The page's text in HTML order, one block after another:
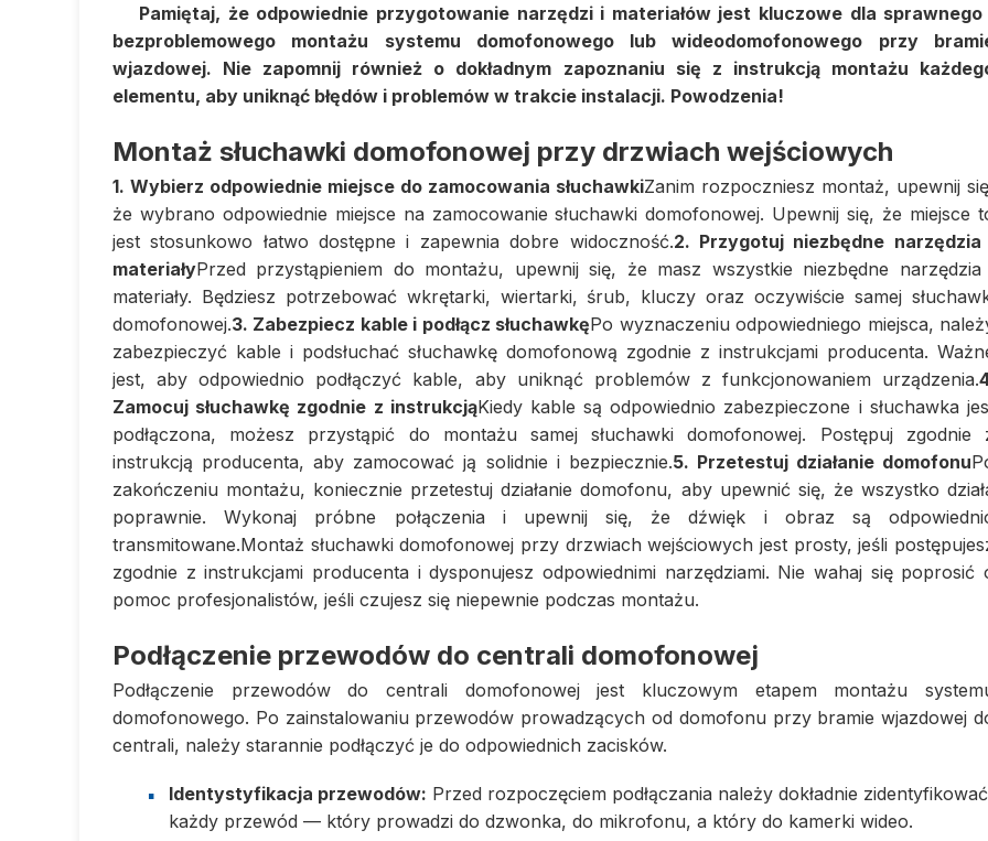
Pamiętaj, że odpowiednie przygotowanie narzędzi i materiałów jest kluczowe dla sprawnego
bezproblemowego montażu systemu domofonowego lub wideodomofonowego przy
wjazdowej. Nie zapomnij również o dokładnym zapoznaniu się z instrukcją montażu
elementu, aby uniknąć błędów i problemów w trakcie instalacji. Powodzenia!
Montaż słuchawki domofonowej przy drzwiach wejściowych
1. Wybierz odpowiednie miejsce do zamocowania słuchawkiZanim rozpoczniesz montaż, upewnij
że wybrano odpowiednie miejsce na zamocowanie słuchawki domofonowej. Upewnij się, że miejsce
jest stosunkowo łatwo dostępne i zapewnia dobre widoczność.2. Przygotuj niezbędne narzędzia
materiałyPrzed przystąpieniem do montażu, upewnij się, że masz wszystkie niezbędne
materiały. Będziesz potrzebować wkrętarki, wiertarki, śrub, kluczy oraz oczywiście samej
domofonowej.3. Zabezpiecz kable i podłącz słuchawkęPo wyznaczeniu odpowiedniego miejsca,
zabezpieczyć kable i podsłuchać słuchawkę domofonową zgodnie z instrukcjami producenta.
jest, aby odpowiednio podłączyć kable, aby uniknąć problemów z funkcjonowaniem urządzenia.
Zamocuj słuchawkę zgodnie z instrukcjąKiedy kable są odpowiednio zabezpieczone i słuchawka
podłączona, możesz przystąpić do montażu samej słuchawki domofonowej. Postępuj zgodnie
instrukcją producenta, aby zamocować ją solidnie i bezpiecznie.5. Przetestuj działanie domofonu
zakończeniu montażu, koniecznie przetestuj działanie domofonu, aby upewnić się, że wszystko
poprawnie. Wykonaj próbne połączenia i upewnij się, że dźwięk i obraz są
transmitowane.Montaż słuchawki domofonowej przy drzwiach wejściowych jest prosty, jeśli
zgodnie z instrukcjami producenta i dysponujesz odpowiednimi narzędziami. Nie wahaj się poprosić
pomoc profesjonalistów, jeśli czujesz się niepewnie podczas montażu.
Podłączenie przewodów do centrali domofonowej
Podłączenie przewodów do centrali domofonowej jest kluczowym etapem montażu
domofonowego. Po zainstalowaniu przewodów prowadzących od domofonu przy bramie wjazdowej
centrali, należy starannie podłączyć je do odpowiednich zacisków.
Identystyfikacja przewodów: Przed rozpoczęciem podłączania należy dokładnie zidentyfikować
każdy przewód — który prowadzi do dzwonka, do mikrofonu, a który do kamerki wideo.